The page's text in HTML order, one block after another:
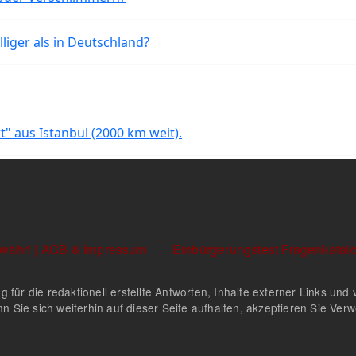
als in Deutschland?
aus Istanbul (2000 km weit).
| AGB & Impressum Einbürgerungstest
für die redaktionell erstellte Antworten, Inhalte externer Links
Sie sich weiterhin auf dieser Seite aufhalten, akzeptieren Sie